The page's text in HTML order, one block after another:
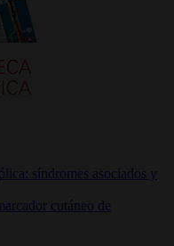
síndromes asociados y
cutáneo de